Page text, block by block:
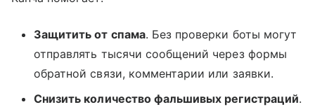
Защитить от спама. Без проверки боты могут
отправлять тысячи сообщений через формы
обратной связи, комментарии или заявки.
Снизить количество фальшивых регистраций.